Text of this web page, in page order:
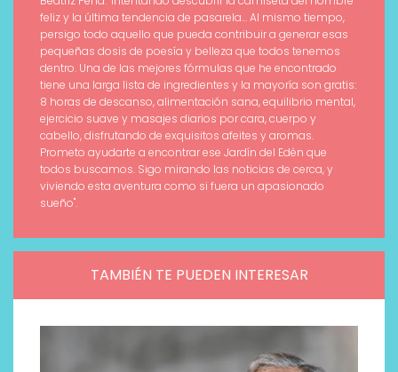
feliz y la última tendencia de pasarela... Al mismo tiempo,
persigo todo aquello que pueda contribuir a generar esas
pequeñas dosis de poesía y belleza que todos tenemos
dentro. Una de las mejores fórmulas que he encontrado
tiene una larga lista de ingredientes y la mayoría son gratis:
8 horas de descanso, alimentación sana, equilibrio mental,
ejercicio suave y masajes diarios por cara, cuerpo y
cabello, disfrutando de exquisitos afeites y aromas.
Prometo ayudarte a encontrar ese Jardín del Edén que
todos buscamos. Sigo mirando las noticias de cerca, y
viviendo esta aventura como si fuera un apasionado
sueño".
TAMBIÉN TE PUEDEN INTERESAR